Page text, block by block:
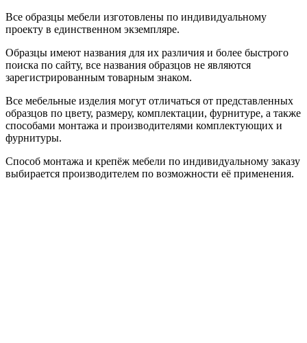
Все образцы мебели изготовлены по индивидуальному
проекту в единственном экземпляре.
Образцы имеют названия для их различия и более быстрого
поиска по сайту, все названия образцов не являются
зарегистрированным товарным знаком.
Все мебельные изделия могут отличаться от представленных
образцов по цвету, размеру, комплектации, фурнитуре, а также
способами монтажа и производителями комплектующих и
фурнитуры.
Способ монтажа и крепёж мебели по индивидуальному заказу
выбирается производителем по возможности её применения.